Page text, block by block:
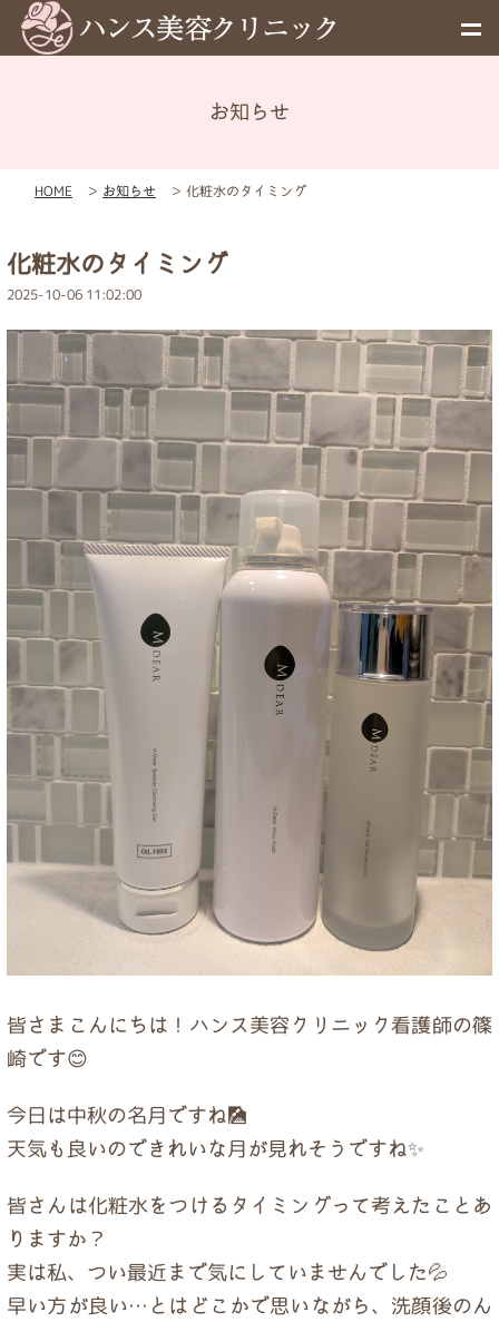
メニュー
予約
お知らせ
初めての方へ
ドクター紹介
当院について
トップページ
お知らせ
HOME ＞ お知らせ ＞ 化粧水のタイミング
化粧水のタイミング
2025-10-06 11:02:00
皆さまこんにちは！ハンス美容クリニック看護師の篠
崎です😊
今日は中秋の名月ですね🎑
天気も良いのできれいな月が見れそうですね✨
皆さんは化粧水をつけるタイミングって考えたことあ
りますか？
実は私、つい最近まで気にしていませんでした💦
早い方が良い…とはどこかで思いながら、洗顔後のん